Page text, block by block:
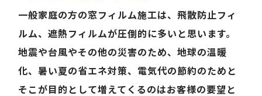
一般家庭の方の窓フィルム施工は、飛散防止フィ
ルム、遮熱フィルムが圧倒的に多いと思います。
地震や台風やその他の災害のため、地球の温暖
化、暑い夏の省エネ対策、電気代の節約のためと
そこが目的として増えてくるのはお客様の要望と